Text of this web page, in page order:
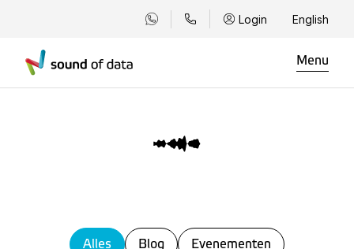
Login English
Menu
Alles Blog Evenementen